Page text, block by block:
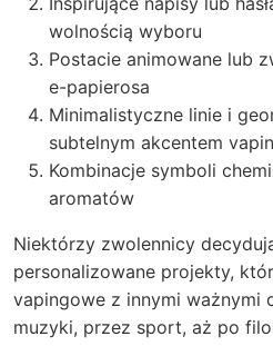
wolnością wyboru
Postacie animowane lub
e-papierosa
Minimalistyczne linie i
subtelnym akcentem
Kombinacje symboli
aromatów
Niektórzy zwolennicy
personalizowane projekty,
vapingowe z innymi ważnymi
muzyki, przez sport, aż po